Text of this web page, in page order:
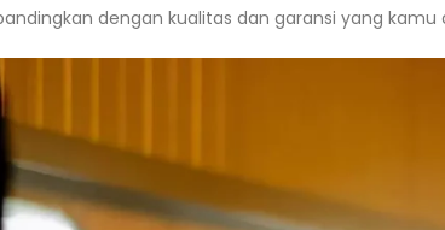
dengan kualitas dan garansi yang kamu